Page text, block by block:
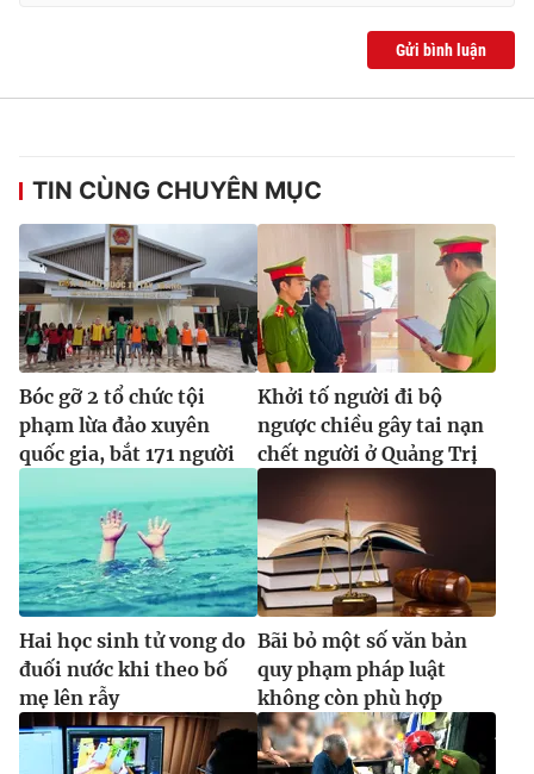
Gửi bình luận
TIN CÙNG CHUYÊN MỤC
Bóc gỡ 2 tổ chức tội
phạm lừa đảo xuyên
quốc gia, bắt 171 người
Khởi tố người đi bộ
ngược chiều gây tai nạn
chết người ở Quảng Trị
Hai học sinh tử vong do
đuối nước khi theo bố
mẹ lên rẫy
Bãi bỏ một số văn bản
quy phạm pháp luật
không còn phù hợp